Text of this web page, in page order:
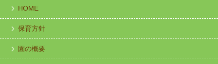
HOME
保育方針
園の概要